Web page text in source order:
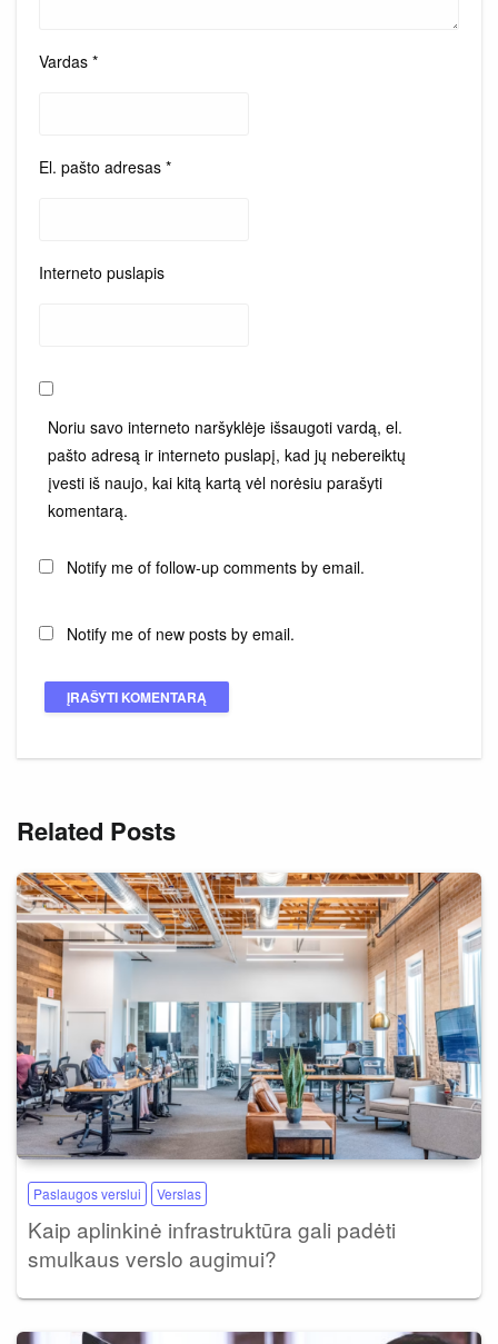
Vardas *
El. pašto adresas *
Interneto puslapis
Noriu savo interneto naršyklėje išsaugoti vardą, el.
pašto adresą ir interneto puslapį, kad jų nebereiktų
įvesti iš naujo, kai kitą kartą vėl norėsiu parašyti
komentarą.
Notify me of follow-up comments by email.
Notify me of new posts by email.
Related Posts
Paslaugos verslui Verslas
Kaip aplinkinė infrastruktūra gali padėti
smulkaus verslo augimui?